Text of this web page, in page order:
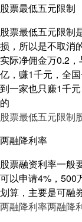
股票最低五元限制
股票最低五元限制
损，所以是不取消
实际净佣金万0.2
亿，赚1千元，全
到一家也只赚1千
的
股票最低五元限制
两融降利率
股票融资利率一般
可以申请4%，500
划算，主要是可融
两融降利率两融降